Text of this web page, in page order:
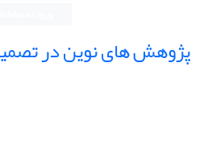
پژوهش های نوین در